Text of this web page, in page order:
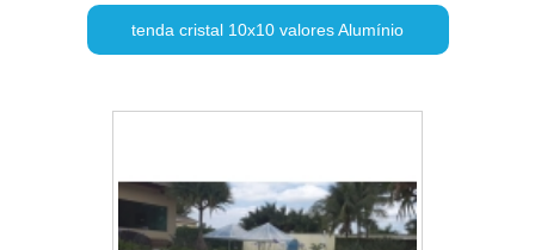
tenda cristal 10x10 valores Alumínio